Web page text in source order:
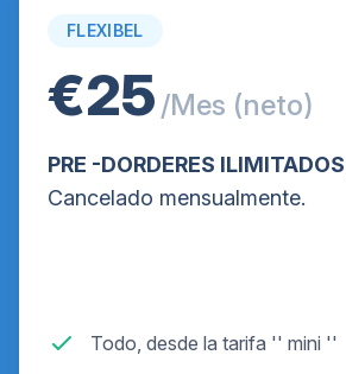
FLEXIBEL
€25 /Mes (neto)
PRE -DORDERES ILIMITADOS
Cancelado mensualmente.
Todo, desde la tarifa '' mini ''